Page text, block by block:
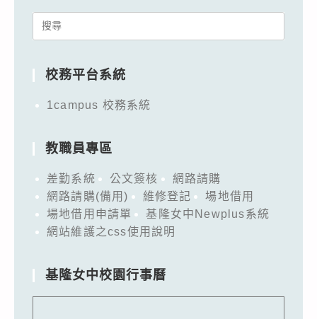
Search
校務平台系統
1campus 校務系統
教職員專區
差勤系統 公文簽核
網路請購
網路請購(備用)
維修登記
場地借用
場地借用申請單
基隆女中Newplus系統
網站維護之css使用說明
基隆女中校園行事曆